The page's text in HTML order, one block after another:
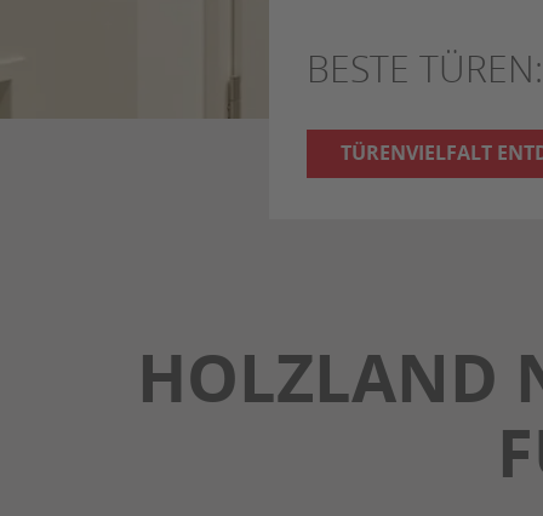
BESTE
TÜRENVIELFALT
HOLZLAND